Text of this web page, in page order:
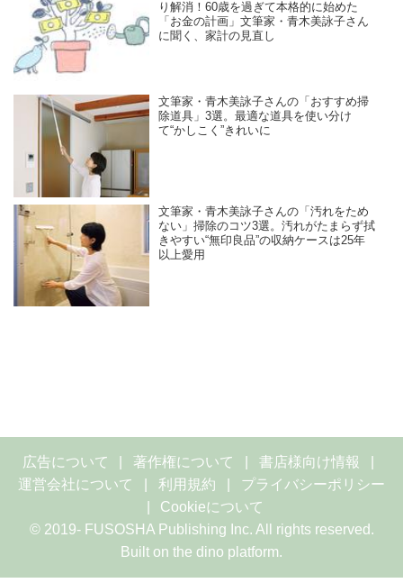
り解消！60歳を過ぎて本格的に始めた
「お金の計画」文筆家・青木美詠子さん
に聞く、家計の見直し
文筆家・青木美詠子さんの「おすすめ掃
除道具」3選。最適な道具を使い分け
て“かしこく”きれいに
文筆家・青木美詠子さんの「汚れをため
ない」掃除のコツ3選。汚れがたまらず拭
きやすい“無印良品”の収納ケースは25年
以上愛用
広告について 著作権について
書店様向け情報
運営会社について
利用規約
プライバシーポリシー
Cookieについて
© 2019- FUSOSHA Publishing Inc. All rights reserved.
Built on the dino platform.